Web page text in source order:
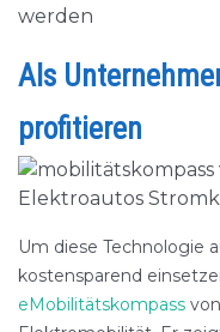
werden
Als
profitieren
Um diese Technologie
kostensparend
eMobilitätskompass